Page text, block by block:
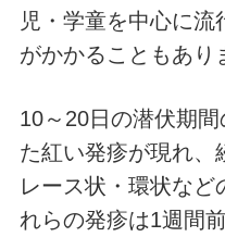
児・学童を中心に流
がかかることもあり
10～20日の潜伏期
た紅い発疹が現れ、
レース状・環状など
れらの発疹は1週間